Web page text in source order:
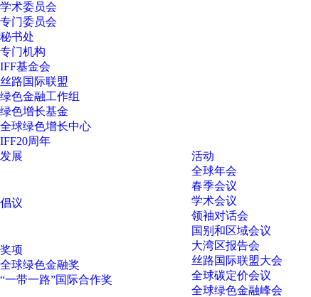
学术委员会
专门委员会
秘书处
专门机构
IFF基金会
丝路国际联盟
绿色金融工作组
绿色增长基金
全球绿色增长中心
IFF20周年
发展
倡议
奖项
全球绿色金融奖
“一带一路”国际合作奖
活动
全球年会
春季会议
学术会议
领袖对话会
国别和区域会议
大湾区报告会
丝路国际联盟大会
全球碳定价会议
全球绿色金融峰会